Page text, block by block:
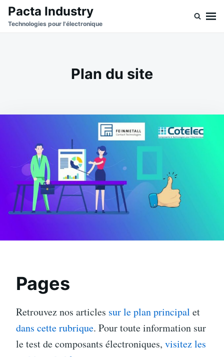
SkipSearch
for:
Pacta Industry
Technologies pour l'électronique
Plan du site
Pages
Retrouvez nos articles sur le plan principal et
dans cette rubrique. Pour toute information sur
le test de composants électroniques, visitez les